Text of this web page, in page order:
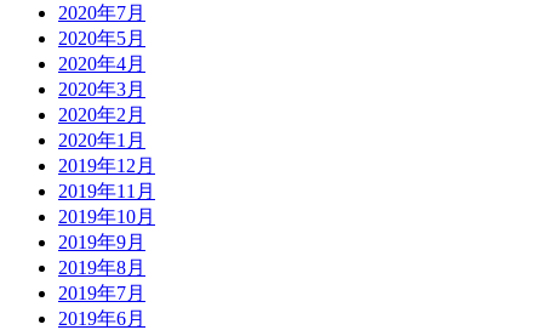
2020年7月
2020年5月
2020年4月
2020年3月
2020年2月
2020年1月
2019年12月
2019年11月
2019年10月
2019年9月
2019年8月
2019年7月
2019年6月